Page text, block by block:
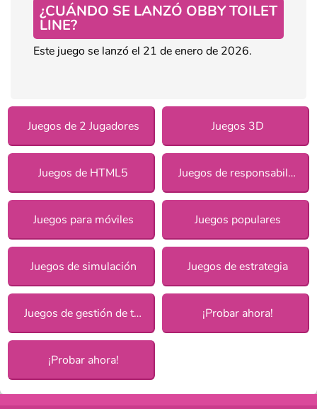
¿CUÁNDO SE LANZÓ OBBY TOILET
LINE?
Este juego se lanzó el 21 de enero de 2026.
Juegos de 2 Jugadores Juegos 3D
Juegos de HTML5 Juegos de responsabilidad para chicas
Juegos para móviles Juegos populares
Juegos de simulación Juegos de estrategia
Juegos de gestión de tiempo ¡Probar ahora!
¡Probar ahora!